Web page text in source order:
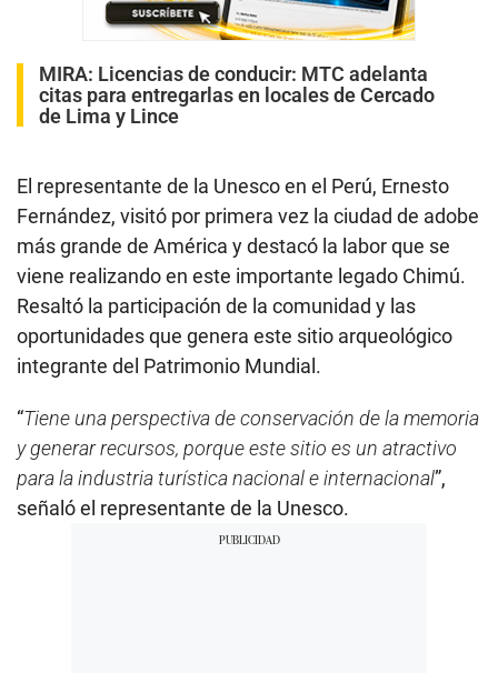
MIRA: Licencias de conducir: MTC adelanta
citas para entregarlas en locales de Cercado
de Lima y Lince
El representante de la Unesco en el Perú, Ernesto
Fernández, visitó por primera vez la ciudad de adobe
más grande de América y destacó la labor que se
viene realizando en este importante legado Chimú.
Resaltó la participación de la comunidad y las
oportunidades que genera este sitio arqueológico
integrante del Patrimonio Mundial.
“Tiene una perspectiva de conservación de la memoria
y generar recursos, porque este sitio es un atractivo
para la industria turística nacional e internacional”,
señaló el representante de la Unesco.